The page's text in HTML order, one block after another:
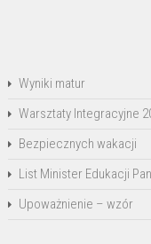
Wyniki matur
Warsztaty Integracyjne
Bezpiecznych wakacji
List Minister Edukacji
Upoważnienie – wzór